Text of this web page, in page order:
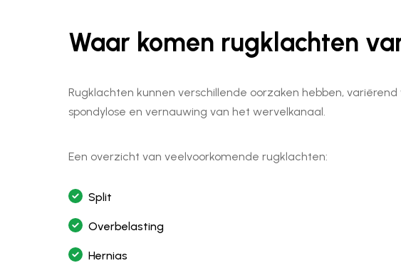
Waar komen rugklachten
Rugklachten kunnen verschillende oorzaken hebben,
spondylose en vernauwing van het wervelkanaal.
Een overzicht van veelvoorkomende rugklachten:
Split
Overbelasting
Hernias